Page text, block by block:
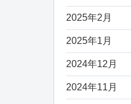
2025年2月
2025年1月
2024年12月
2024年11月